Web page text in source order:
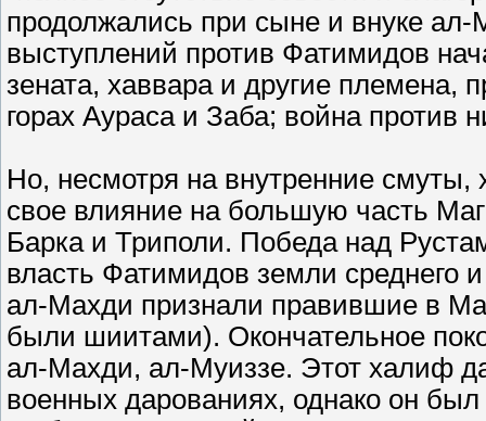
продолжались при сыне и внуке
выступлений против Фатимидов
зената, хаввара и другие племена,
горах Аураса и Заба; война против
Но, несмотря на внутренние
свое влияние на большую часть
Барка и Триполи. Победа над
власть Фатимидов земли среднего
ал-Махди признали правившие в
были шиитами). Окончательное
ал-Махди, ал-Муиззе. Этот халиф
военных дарованиях, однако он